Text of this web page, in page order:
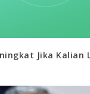
Jika Kalian